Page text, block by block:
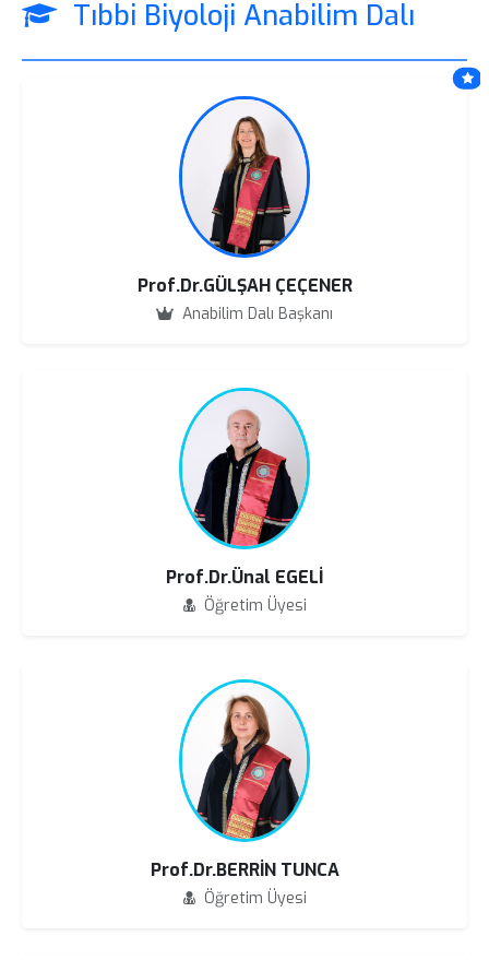
Tıbbi Biyoloji Anabilim Dalı
Prof.Dr.GÜLŞAH ÇEÇENER
Anabilim Dalı Başkanı
Prof.Dr.Ünal EGELİ
Öğretim Üyesi
Prof.Dr.BERRİN TUNCA
Öğretim Üyesi